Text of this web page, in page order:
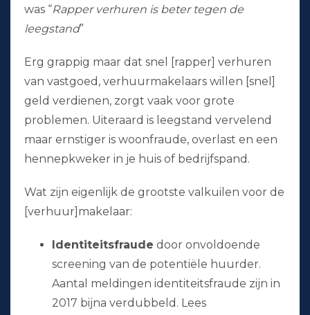
was “Rapper verhuren is beter tegen de
leegstand”
Erg grappig maar dat snel [rapper] verhuren
van vastgoed, verhuurmakelaars willen [snel]
geld verdienen, zorgt vaak voor grote
problemen. Uiteraard is leegstand vervelend
maar ernstiger is woonfraude, overlast en een
hennepkweker in je huis of bedrijfspand.
Wat zijn eigenlijk de grootste valkuilen voor de
[verhuur]makelaar:
Identiteitsfraude door onvoldoende
screening van de potentiële huurder.
Aantal meldingen identiteitsfraude zijn in
2017 bijna verdubbeld. Lees